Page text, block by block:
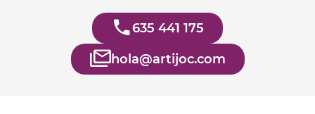
635 441 175
hola@artijoc.com